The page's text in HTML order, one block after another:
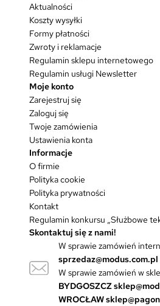
marynarka?
Aktualności
Koszty wysyłki
Formy płatności
Zwroty i reklamacje
Regulamin sklepu internetowego
Regulamin usługi Newsletter
Moje konto
Zarejestruj się
Zaloguj się
Twoje zamówienia
Ustawienia konta
Informacje
O firmie
Polityka cookie
Polityka prywatności
Kontakt
Regulamin konkursu „Służbowe
Skontaktuj się z nami!
W sprawie zamówień
sprzedaz@modus.com.pl
W sprawie zamówień w
BYDGOSZCZ
WROCŁAW